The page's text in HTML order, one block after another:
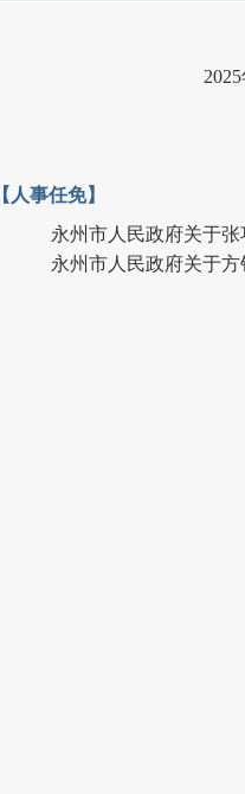
【人事任免】
永州市人民政府关于
永州市人民政府关于